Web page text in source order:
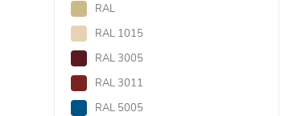
RAL
RAL 1015
RAL 3005
RAL 3011
RAL 5005